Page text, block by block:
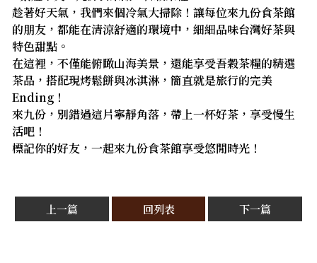
趁著好天氣，我們來個冷氣大掃除！讓每位來九份食茶館
的朋友，都能在清涼舒適的環境中，細細品味台灣好茶與
特色甜點。
在這裡，不僅能俯瞰山海美景，還能享受吾穀茶糧的精選
茶品，搭配現烤鬆餅與冰淇淋，簡直就是旅行的完美
Ending！
來九份，別錯過這片寧靜角落，帶上一杯好茶，享受慢生
活吧！
標記你的好友，一起來九份食茶館享受悠閒時光！
上一篇 回列表 下一篇